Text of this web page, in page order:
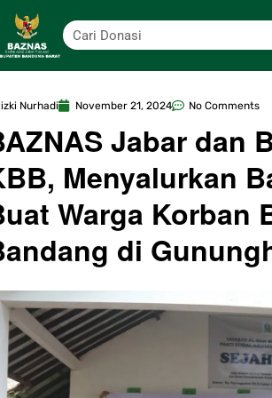
Nurhadi November 21, 2024 No Comments
Jabar dan
Menyalurkan
Warga Korban
di